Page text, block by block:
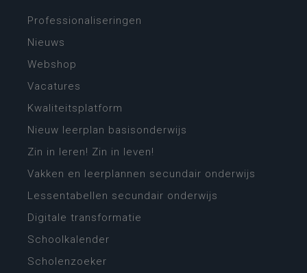
Professionaliseringen
Nieuws
Webshop
Vacatures
Kwaliteitsplatform
Nieuw leerplan basisonderwijs
Zin in leren! Zin in leven!
Vakken en leerplannen secundair onderwijs
Lessentabellen secundair onderwijs
Digitale transformatie
Schoolkalender
Scholenzoeker